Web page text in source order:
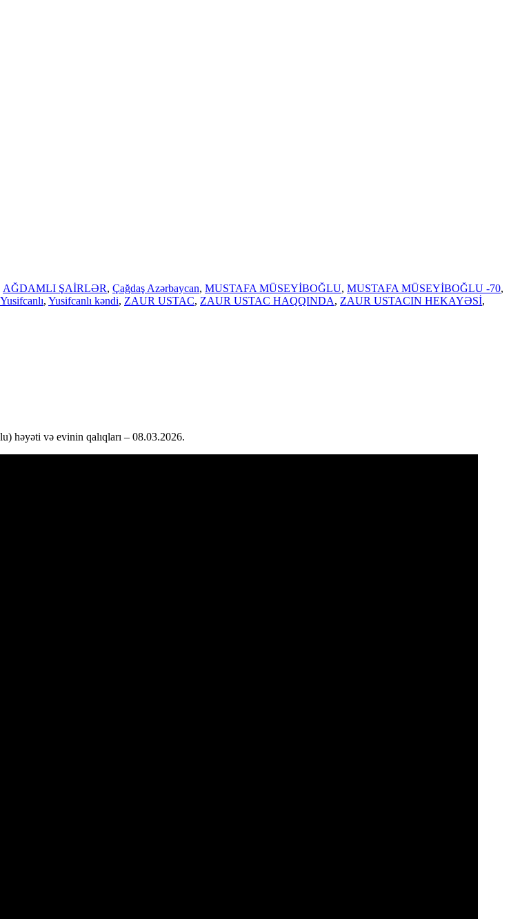
AĞDAMLI ŞAİRLƏR, Çağdaş Azərbaycan, MUSTAFA MÜSEYİBOĞLU, MUSTAFA MÜSEYİBOĞLU -70,
Yusifcanlı, Yusifcanlı kəndi, ZAUR USTAC, ZAUR USTAC HAQQINDA, ZAUR USTACIN HEKAYƏSİ,
həyəti və evinin qalıqları – 08.03.2026.